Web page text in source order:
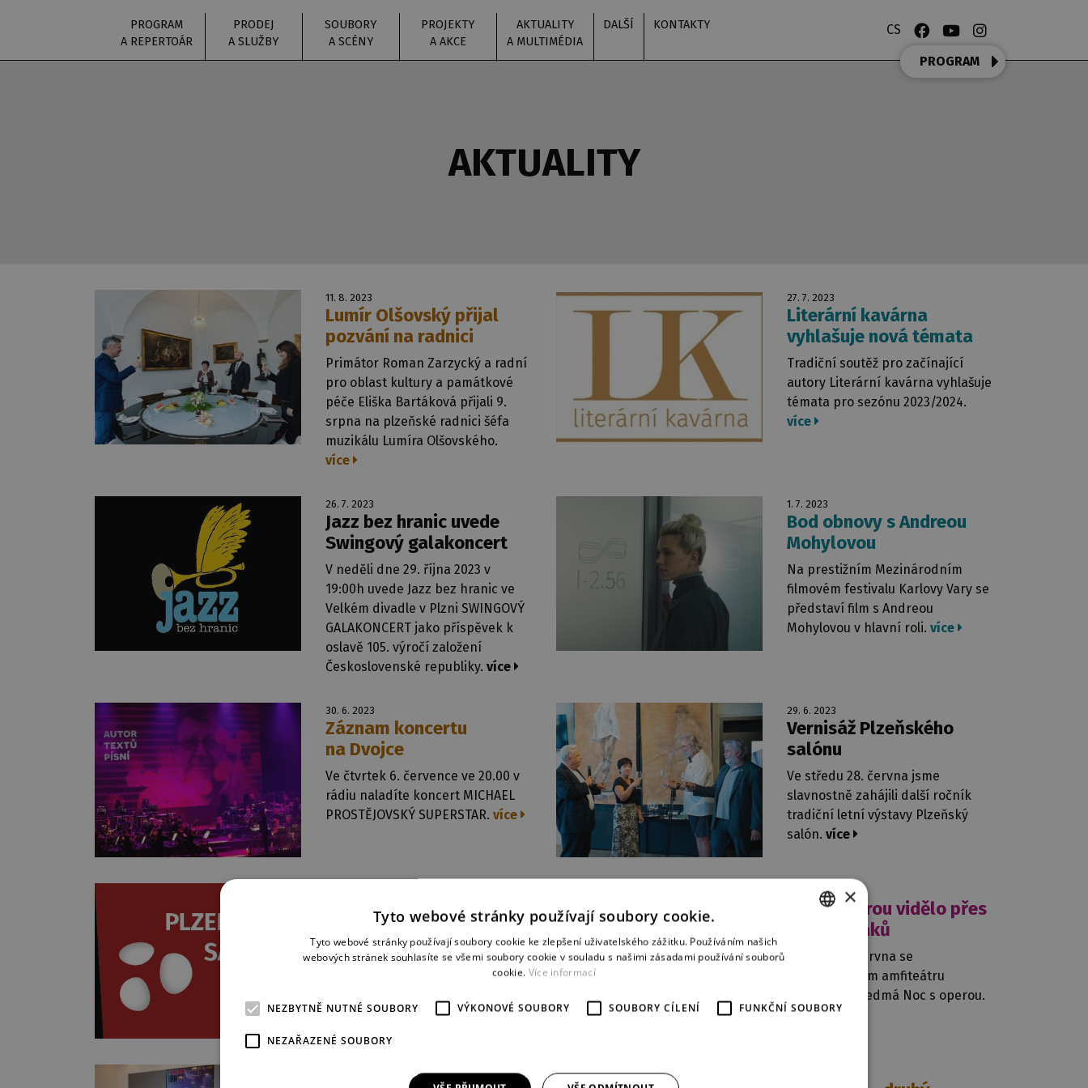
PROGRAM
A REPERTOÁR
PRODEJ
A SLUŽBY
SOUBORY
A SCÉNY
PROJEKTY
A AKCE
AKTUALITY
A MULTIMÉDIA
DALŠÍ KONTAKTY CS
PROGRAM
AKTUALITY
11. 8. 2023
Lumír Olšovský přijal
pozvání na radnici
Primátor Roman Zarzycký a radní
pro oblast kultury a památkové
péče Eliška Bartáková přijali 9.
srpna na plzeňské radnici šéfa
muzikálu Lumíra Olšovského.
více
27. 7. 2023
Literární kavárna
vyhlašuje nová témata
Tradiční soutěž pro začínající
autory Literární kavárna vyhlašuje
témata pro sezónu 2023/2024.
více
26. 7. 2023
Jazz bez hranic uvede
Swingový galakoncert
V neděli dne 29. října 2023 v
19:00h uvede Jazz bez hranic ve
Velkém divadle v Plzni SWINGOVÝ
GALAKONCERT jako příspěvek k
oslavě 105. výročí založení
Československé republiky. více
1. 7. 2023
Bod obnovy s Andreou
Mohylovou
Na prestižním Mezinárodním
filmovém festivalu Karlovy Vary se
představí film s Andreou
Mohylovou v hlavní roli. více
30. 6. 2023
Záznam koncertu
na Dvojce
Ve čtvrtek 6. července ve 20.00 v
rádiu naladíte koncert MICHAEL
PROSTĚJOVSKÝ SUPERSTAR. více
29. 6. 2023
Vernisáž Plzeňského
salónu
Ve středu 28. června jsme
slavnostně zahájili další ročník
tradiční letní výstavy Plzeňský
salón. více
Plzeňský salón 2023
Srdečně Vás zveme na vernisáž
výstavy Plzeňský salón –
Pedagogové a žáci uměleckých
17.00 ve foyer Nové scény.více
27. 6. 2023
Noc s operou vidělo přes
6000 diváků
V pátek 23. června se
v lochotínském amfiteátru
uskutečnila sedmá Noc s operou.
více
×
Tyto webové stránky používají soubory cookie.
Tyto webové stránky používají soubory cookie ke zlepšení uživatelského zážitku. Používáním našich
webových stránek souhlasíte se všemi soubory cookie v souladu s našimi zásadami používání souborů
cookie. Více informací
NEZBYTNĚ NUTNÉ SOUBORY VÝKONOVÉ SOUBORY SOUBORY CÍLENÍ FUNKČNÍ SOUBORY
NEZAŘAZENÉ SOUBORY